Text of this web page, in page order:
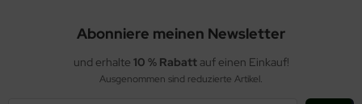
Abonniere meinen Newsletter
und erhalte 10 % Rabattauf einen Einkauf!
Ausgenommen sind reduzierte Artikel.